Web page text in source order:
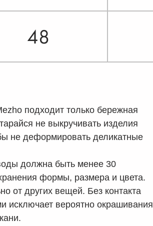
подходит только бережная
не выкручивать изделия
не деформировать деликатные
должна быть менее 30
формы, размера и цвета.
от других вещей. Без контакта
исключает вероятно окрашивания